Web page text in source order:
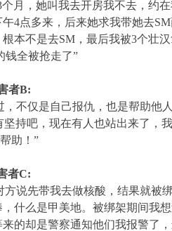
月，她叫我去开房我不去，约
4点多来，后来她求我带她去SM
本不是去SM，最后我被3个壮汉
钱全被抢走了”
者B:
不仅是自己报仇，也是帮助他
持吧，现在有人也站出来了，
助！”
者C:
说先带我去做核酸，结果就被
什么是甲美地。被绑架期间我
的却是警察通知他们我报警了